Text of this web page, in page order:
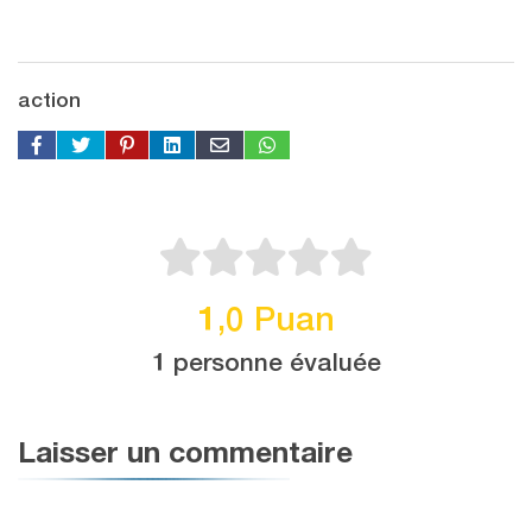
action
1,0 Puan
1 personne évaluée
Laisser un commentaire